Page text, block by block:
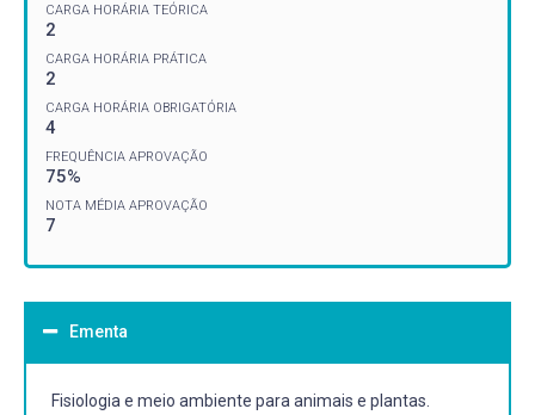
CARGA HORÁRIA TEÓRICA
2
CARGA HORÁRIA PRÁTICA
2
CARGA HORÁRIA OBRIGATÓRIA
4
FREQUÊNCIA APROVAÇÃO
75%
NOTA MÉDIA APROVAÇÃO
7
Ementa
Fisiologia e meio ambiente para animais e plantas.